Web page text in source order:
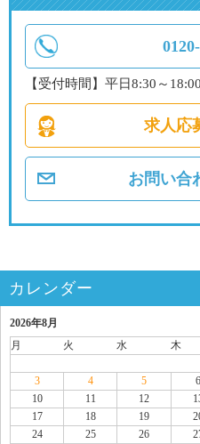
【受付時間】平日8:30～18:00
求人応
お問い合
カレンダー
2026年8月
月
火 水 木
3
4 5 6
10
11 12
17
18 19
24
25 26